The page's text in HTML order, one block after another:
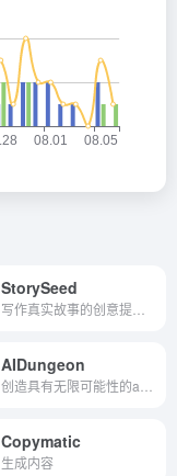
StorySeed
AIDungeon
Copymatic
生成内容